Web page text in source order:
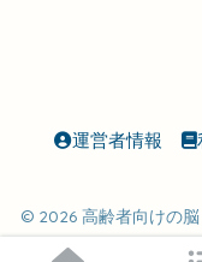
運営者情報
© 2026 高齢者向けの